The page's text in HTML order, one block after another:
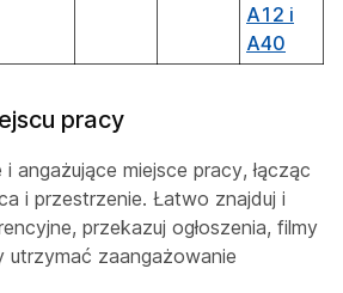
A12 i
A40
pracy
angażujące miejsce pracy, łącząc
i przestrzenie. Łatwo znajduj i
przekazuj ogłoszenia, filmy
utrzymać zaangażowanie